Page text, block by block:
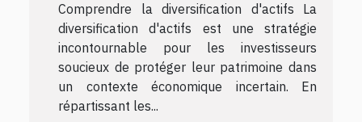
Comprendre la diversification d'actifs La
diversification d'actifs est une stratégie
incontournable pour les investisseurs
soucieux de protéger leur patrimoine dans
un contexte économique incertain. En
répartissant les...